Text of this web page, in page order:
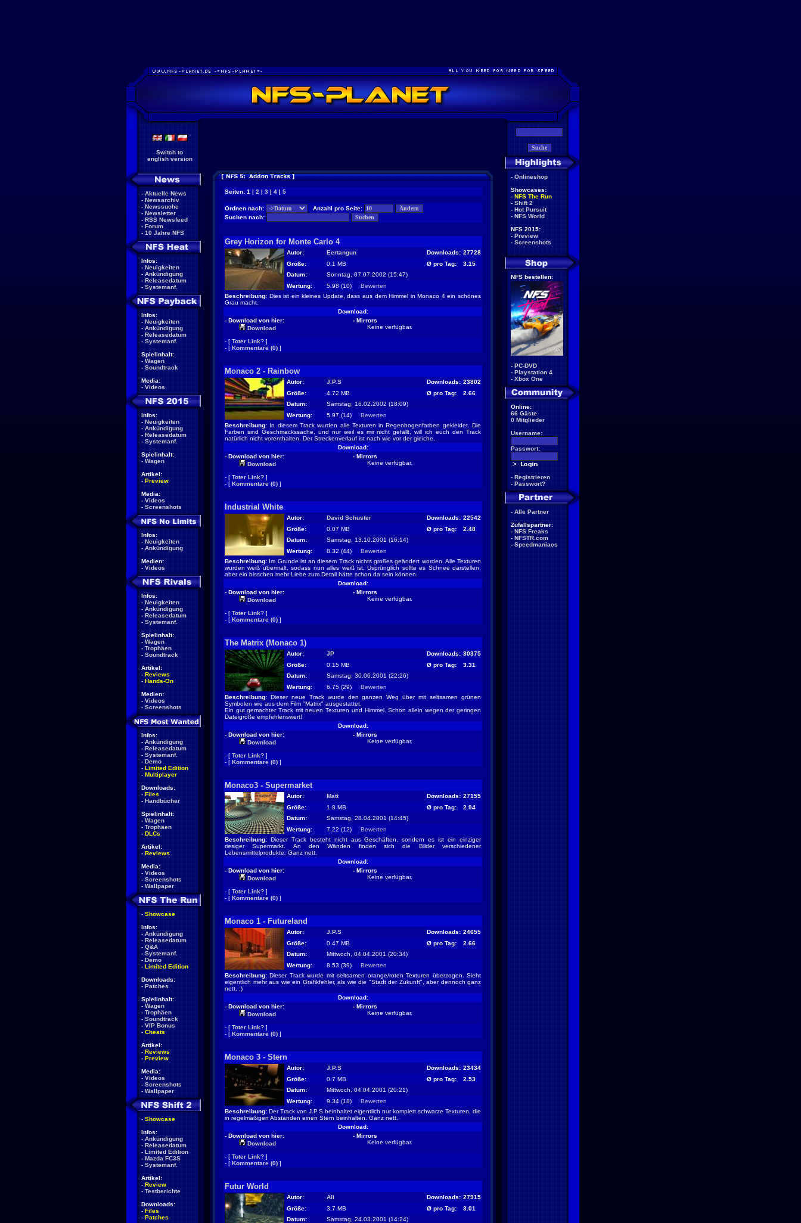
Switch to
english version
- Aktuelle News
- Newsarchiv
- Newssuche
- Newsletter
- RSS Newsfeed
- Forum
- 10 Jahre NFS
Infos:
- Neuigkeiten
- Ankündigung
- Releasedatum
- Systemanf.
Infos:
- Neuigkeiten
- Ankündigung
- Releasedatum
- Systemanf.
Spielinhalt:
- Wagen
- Soundtrack
Media:
- Videos
Infos:
- Neuigkeiten
- Ankündigung
- Releasedatum
- Systemanf.
Spielinhalt:
- Wagen
Artikel:
- Preview
Media:
- Videos
- Screenshots
Infos:
- Neuigkeiten
- Ankündigung
Medien:
- Videos
Infos:
- Neuigkeiten
- Ankündigung
- Releasedatum
- Systemanf.
Spielinhalt:
- Wagen
- Trophäen
- Soundtrack
Artikel:
- Reviews
- Hands-On
Medien:
- Videos
- Screenshots
Infos:
- Ankündigung
- Releasedatum
- Systemanf.
- Demo
- Limited Edition
- Multiplayer
Downloads:
- Files
- Handbücher
Spielinhalt:
- Wagen
- Trophäen
- DLCs
Artikel:
- Reviews
Media:
- Videos
- Screenshots
- Wallpaper
- Showcase
Infos:
- Ankündigung
- Releasedatum
- Q&A
- Systemanf.
- Demo
- Limited Edition
Downloads:
- Patches
Spielinhalt:
- Wagen
- Trophäen
- Soundtrack
- VIP Bonus
- Cheats
Artikel:
- Reviews
- Preview
Media:
- Videos
- Screenshots
- Wallpaper
- Showcase
Infos:
- Ankündigung
- Releasedatum
- Limited Edition
- Mazda FC3S
- Systemanf.
Artikel:
- Review
- Testberichte
Downloads:
- Files
- Patches
Seiten: 1 | 2 | 3 | 4 | 5
Ordnen nach:
Anzahl pro Seite:
Suchen nach:
Grey Horizon for Monte Carlo 4
Autor: Eertangun Downloads: 27728
Größe:
0.1 MB Ø pro Tag:
3.15
Datum:
Sonntag, 07.07.2002 (15:47)
Wertung:
5.98 (10) Bewerten
Beschreibung: Dies ist ein kleines Update, dass aus dem Himmel in Monaco 4 ein schönes
Grau macht.
Download:
- Download von hier:
Download
- Mirrors
Keine verfügbar.
- [ Toter Link? ]
- [ Kommentare (0) ]
Monaco 2 - Rainbow
Autor: J.P.S Downloads: 23802
Größe:
4.72 MB Ø pro Tag:
2.66
Datum:
Samstag, 16.02.2002 (18:09)
Wertung:
5.97 (14) Bewerten
Beschreibung: In diesem Track wurden alle Texturen in Regenbogenfarben gekleidet. Die
Farben sind Geschmackssache, und nur weil es mir nicht gefällt, will ich euch den Track
natürlich nicht vorenthalten. Der Streckenverlauf ist nach wie vor der gleiche.
Download:
- Download von hier:
Download
- Mirrors
Keine verfügbar.
- [ Toter Link? ]
- [ Kommentare (0) ]
Industrial White
Autor: David Schuster Downloads: 22542
Größe:
0.07 MB Ø pro Tag:
2.48
Datum:
Samstag, 13.10.2001 (16:14)
Wertung:
8.32 (44) Bewerten
Beschreibung: Im Grunde ist an diesem Track nichts großes geändert worden. Alle Texturen
wurden weiß übermalt, sodass nun alles weiß ist. Usprünglich sollte es Schnee darstellen,
aber ein bisschen mehr Liebe zum Detail hätte schon da sein können.
Download:
- Download von hier:
Download
- Mirrors
Keine verfügbar.
- [ Toter Link? ]
- [ Kommentare (0) ]
The Matrix (Monaco 1)
Autor: JP Downloads: 30375
Größe:
0.15 MB Ø pro Tag:
3.31
Datum:
Samstag, 30.06.2001 (22:26)
Wertung:
6.75 (29) Bewerten
Beschreibung: Dieser neue Track wurde den ganzen Weg über mit seltsamen grünen
Symbolen wie aus dem Film "Matrix" ausgestattet.
Ein gut gemachter Track mit neuen Texturen und Himmel. Schon allein wegen der geringen
Dateigröße empfehlenswert!
Download:
- Download von hier:
Download
- Mirrors
Keine verfügbar.
- [ Toter Link? ]
- [ Kommentare (0) ]
Monaco3 - Supermarket
Autor: Matt Downloads: 27155
Größe:
1.8 MB Ø pro Tag:
2.94
Datum:
Samstag, 28.04.2001 (14:45)
Wertung:
7.22 (12) Bewerten
Beschreibung: Dieser Track besteht nicht aus Geschäften, sondern es ist ein einziger
riesiger Supermarkt. An den Wänden finden sich die Bilder verschiedener
Lebensmittelprodukte. Ganz nett.
Download:
- Download von hier:
Download
- Mirrors
Keine verfügbar.
- [ Toter Link? ]
- [ Kommentare (0) ]
Monaco 1 - Futureland
Autor: J.P.S Downloads: 24655
Größe:
0.47 MB Ø pro Tag:
2.66
Datum:
Mittwoch, 04.04.2001 (20:34)
Wertung:
8.53 (39) Bewerten
Beschreibung: Dieser Track wurde mit seltsamen orange/roten Texturen überzogen. Sieht
eigentlich mehr aus wie ein Grafikfehler, als wie die "Stadt der Zukunft", aber dennoch ganz
nett. ;)
Download:
- Download von hier:
Download
- Mirrors
Keine verfügbar.
- [ Toter Link? ]
- [ Kommentare (0) ]
Monaco 3 - Stern
Autor: J.P.S Downloads: 23434
Größe:
0.7 MB Ø pro Tag:
2.53
Datum:
Mittwoch, 04.04.2001 (20:21)
Wertung:
9.34 (18) Bewerten
Beschreibung: Der Track von J.P.S beinhaltet eigentlich nur komplett schwarze Texturen, die
in regelmäßigen Abständen einen Stern beinhalten. Ganz nett.
Download:
- Download von hier:
Download
- Mirrors
Keine verfügbar.
- [ Toter Link? ]
- [ Kommentare (0) ]
Futur World
Autor: Ali Downloads: 27915
Größe:
3.7 MB Ø pro Tag:
3.01
Datum:
Samstag, 24.03.2001 (14:24)
- Onlineshop
Showcases:
- NFS The Run
- Shift 2
- Hot Pursuit
- NFS World
NFS 2015:
- Preview
- Screenshots
NFS bestellen:
- PC-DVD
- Playstation 4
- Xbox One
Online:
66 Gäste
0 Mitglieder
Username:
Passwort:
- Registrieren
- Passwort?
- Alle Partner
Zufallspartner:
- NFS Freaks
- NFSTR.com
- Speedmaniacs